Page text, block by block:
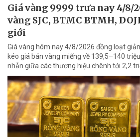
Giá vàng 9999 trưa nay 4/8/
vàng SJC, BTMC BTMH,
giới
Giá vàng hôm nay 4/8/2026 đồng loạt
kéo giá bán vàng miếng về 139,5–140
nhẫn giữa các thương hiệu chênh tới 2,2